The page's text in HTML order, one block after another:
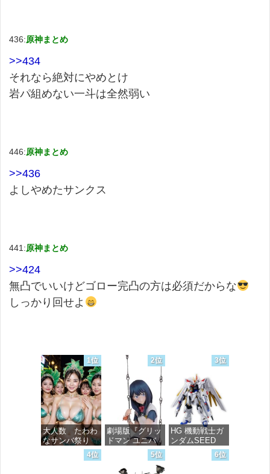
436:原神まとめ
>>434
それなら絶対にやめとけ
岩パ組めない一斗は全然弱い
446:原神まとめ
>>436
よしやめたサンクス
441:原神まとめ
>>424
無凸でいいけどゴロー完凸の方は必須だからな
しっかり回せよ
1位
大人数 たわわ
なサンバ祭り
価格：¥99
2位
劇場版『グリッ
ドマン ユニバ
ース』 宝多六
花 wall figure
1/7スケール プ
3位
HG 機動戦士ガ
ンダムSEED
FREEDOM マ
イティーストラ
4位 5位 6位